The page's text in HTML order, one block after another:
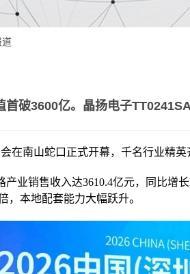
道
首破3600亿。晶扬电子
在南山蛇口正式开幕，千名行业精英
业销售收入达3610.4亿元，同比增
，本地配套能力大幅跃升。